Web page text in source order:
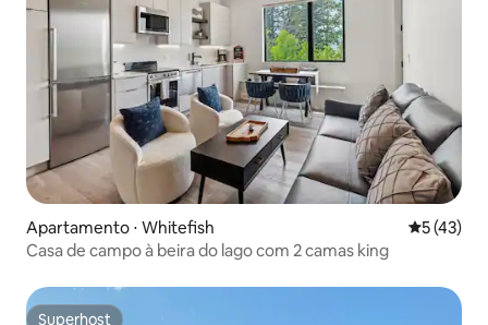
Apartamento ⋅ Whitefish 5 de uma
5 (43)
Casa de campo à beira do lago com 2 camas king
Superhost